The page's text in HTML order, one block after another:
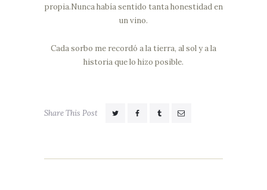
propia.Nunca había sentido tanta honestidad en
un vino.
Cada sorbo me recordó a la tierra, al sol y a la
historia que lo hizo posible.
Share This Post